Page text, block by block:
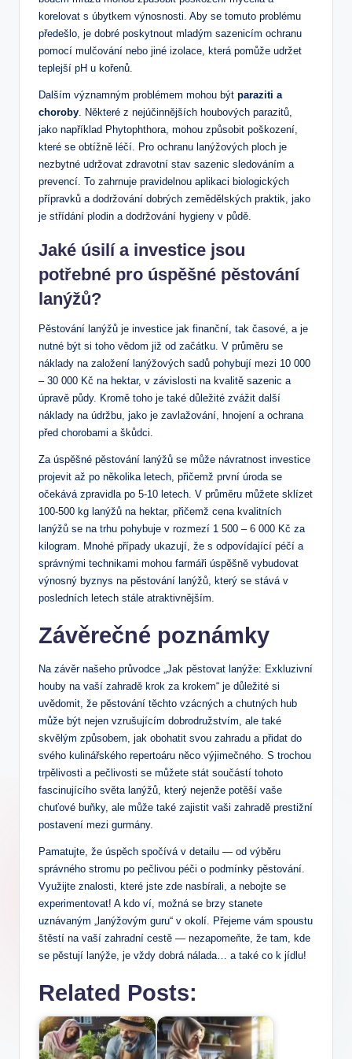
korelovat s úbytkem výnosnosti. Aby se tomuto problému
předešlo, je dobré poskytnout mladým sazenicím ochranu
pomocí mulčování nebo jiné izolace, která pomůže udržet
teplejší pH u kořenů.
Dalším významným problémem mohou být paraziti a
choroby . Některé z nejúčinnějších houbových parazitů,
jako například Phytophthora, mohou způsobit poškození,
které se obtížně léčí. Pro ochranu lanýžových ploch je
nezbytné udržovat zdravotní stav sazenic sledováním a
prevencí. To zahrnuje pravidelnou aplikaci biologických
přípravků a dodržování dobrých zemědělských praktik, jako
je střídání plodin a dodržování hygieny v půdě.
Jaké úsilí a investice jsou
potřebné pro úspěšné pěstování
lanýžů?
Pěstování lanýžů je investice jak finanční, tak časové, a je
nutné být si toho vědom již od začátku. V průměru se
náklady na založení lanýžových sadů pohybují mezi 10 000
– 30 000 Kč na hektar, v závislosti na kvalitě sazenic a
úpravě půdy. Kromě toho je také důležité zvážit další
náklady na údržbu, jako je zavlažování, hnojení a ochrana
před chorobami a škůdci.
Za úspěšné pěstování lanýžů se může návratnost investice
projevit až po několika letech, přičemž první úroda se
očekává zpravidla po 5-10 letech. V průměru můžete sklízet
100-500 kg lanýžů na hektar, přičemž cena kvalitních
lanýžů se na trhu pohybuje v rozmezí 1 500 – 6 000 Kč za
kilogram. Mnohé případy ukazují, že s odpovídající péčí a
správnými technikami mohou farmáři úspěšně vybudovat
výnosný byznys na pěstování lanýžů, který se stává v
posledních letech stále atraktivnějším.
Závěrečné poznámky
Na závěr našeho průvodce „Jak pěstovat lanýže: Exkluzivní
houby na vaší zahradě krok za krokem“ je důležité si
uvědomit, že pěstování těchto vzácných a chutných hub
může být nejen vzrušujícím dobrodružstvím, ale také
skvělým způsobem, jak obohatit svou zahradu a přidat do
svého kulinářského repertoáru něco výjimečného. S trochou
trpělivosti a pečlivosti se můžete stát součástí tohoto
fascinujícího světa lanýžů, který nejenže potěší vaše
chuťové buňky, ale může také zajistit vaši zahradě prestižní
postavení mezi gurmány.
Pamatujte, že úspěch spočívá v detailu — od výběru
správného stromu po pečlivou péči o podmínky pěstování.
Využijte znalosti, které jste zde nasbírali, a nebojte se
experimentovat! A kdo ví, možná se brzy stanete
uznávaným „lanýžovým guru“ v okolí. Přejeme vám spoustu
štěstí na vaší zahradní cestě — nezapomeňte, že tam, kde
se pěstují lanýže, je vždy dobrá nálada… a také co k jídlu!
Related Posts: